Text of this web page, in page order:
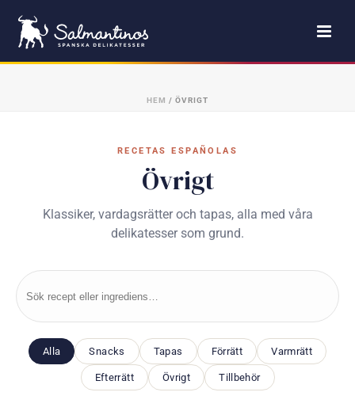
HEM / ÖVRIGT
RECETAS ESPAÑOLAS
Övrigt
Klassiker, vardagsrätter och tapas, alla med våra
delikatesser som grund.
Alla Snacks Tapas Förrätt Varmrätt
Efterrätt Övrigt Tillbehör